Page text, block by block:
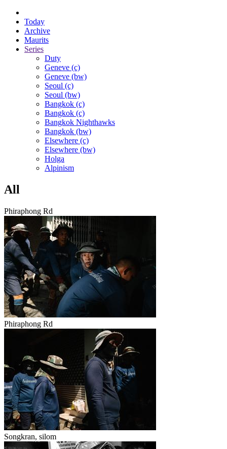
Today
Archive
Maurits
Series
Duty
Geneve (c)
Geneve (bw)
Seoul (c)
Seoul (bw)
Bangkok (c)
Bangkok (c)
Bangkok Nighthawks
Bangkok (bw)
Elsewhere (c)
Elsewhere (bw)
Holga
Alpinism
All
Phiraphong Rd
Phiraphong Rd
Songkran, silom